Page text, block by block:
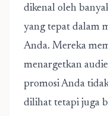
dikenal oleh
yang tepat dalam
Anda. Mereka
menargetkan
promosi Anda
dilihat tetapi juga